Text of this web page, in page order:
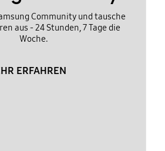
Community und tausche
aus - 24 Stunden, 7 Tage die
Woche.
ERFAHREN